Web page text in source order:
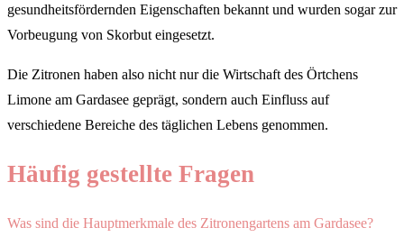
gesundheitsfördernden Eigenschaften bekannt und wurden sogar zur
Vorbeugung von Skorbut eingesetzt.
Die Zitronen haben also nicht nur die Wirtschaft des Örtchens
Limone am Gardasee geprägt, sondern auch Einfluss auf
verschiedene Bereiche des täglichen Lebens genommen.
Häufig gestellte Fragen
Was sind die Hauptmerkmale des Zitronengartens am Gardasee?